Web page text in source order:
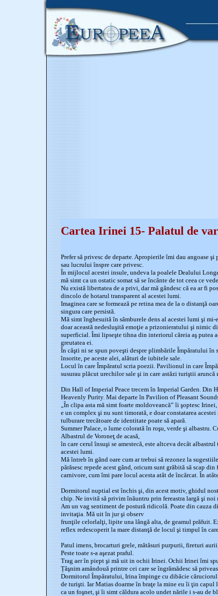
Cartea Irinei 15- Palatul de
Prefer să privesc de departe. Apropierile ȋmi dau angoase
sau lucrului ȋnspre care privesc.
În mijlocul acestei insule, undeva la poalele Dealului
mă simt ca un ostatic somat să se încânte de tot ceea ce
Nu există libertatea de a privi, dar mă gândesc că ea ar fi
dincolo de hotarul transparent al acestei lumi.
Imaginea care se formează pe retina mea de la o distanţă
singura care persistă.
Mă simt înghesuită în sâmburele dens al acestei lumi şi
doar această nedesluşită emoţie a prizonieratului şi nimic
superficial. Îmi lipseşte tihna din interiorul căreia aş putea
greutatea ei.
În căşti ni se spun poveşti despre plimbările Ȋmpăratului în
însorite, pe aceste alei, alături de iubitele sale.
Locul în care Împăratul scria poezii. Pavilionul in care
susurau plăcut urechilor sale şi in care astăzi turiştii
Din Hall of Imperial Peace trecem în Imperial Garden. Din
Heavenly Purity. Mai departe în Pavilion of Pleasant
„Ȋn clipa asta mă simt foarte moldoveancă” ȋi şoptesc
e un complex şi nu sunt timorată, e doar constatarea
tulburare trecătoare de identitate poate să apară.
Summer Palace, o lume colorată în roşu, verde şi albastru.
Albastrul de Voroneţ de acasă,
în care cerul însuşi se amestecă, este altceva decât
acestei lumi.
Mă ȋntreb ȋn gând oare cum ar trebui să rezonez la
părăsesc repede acest gând, oricum sunt grăbită să scap
carnivore, cum ȋmi pare locul acesta atât de ȋncărcat. Ȋn
Dormitorul nuptial est închis şi, din acest motiv, ghidul
chip. Ne invită să privim înăuntru prin fereastra largă şi
Am un vag sentiment de postură ridicolă. Poate din cauza
invitaţia. Mă uit în jur şi observ
frunţile celorlalţi, lipite una lângă alta, de geamul prăfuit.
reflex redescoperit la mare distanţă de locul şi timpul în
Patul imens, brocarturi grele, mătăsuri purpurii, fireturi
Peste toate s-a aşezat praful.
Trag aer în piept şi mă uit in ochii Irinei. Ochii Irinei îmi
Țâşnim amândouă printre cei care se ȋngrămădesc să
Dormitorul Ȋmpăratului, Irina ȋmpinge cu dibăcie
de turişti. Iar Matias doarme ȋn braţe la mine eu ȋi ţin capul
ca un foşnet, şi ȋi simt căldura acolo undet nările i s-au de